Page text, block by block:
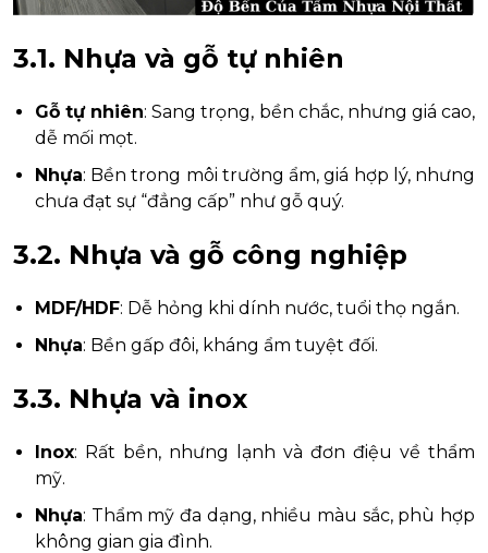
3.1. Nhựa và gỗ tự nhiên
Gỗ tự nhiên: Sang trọng, bền chắc, nhưng giá cao,
dễ mối mọt.
Nhựa: Bền trong môi trường ẩm, giá hợp lý, nhưng
chưa đạt sự “đẳng cấp” như gỗ quý.
3.2. Nhựa và gỗ công nghiệp
MDF/HDF: Dễ hỏng khi dính nước, tuổi thọ ngắn.
Nhựa: Bền gấp đôi, kháng ẩm tuyệt đối.
3.3. Nhựa và inox
Inox: Rất bền, nhưng lạnh và đơn điệu về thẩm
mỹ.
Nhựa: Thẩm mỹ đa dạng, nhiều màu sắc, phù hợp
không gian gia đình.